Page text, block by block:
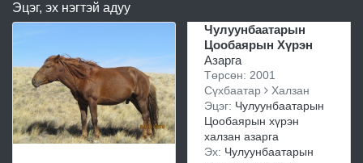
Эцэг, эх нэгтэй адуу
Чулуунбаатарын
Цообаярын Хүрэн
Азарга
Төрсөн: 2001
Сүхбаатар
Халзан
Эцэг: Чулуунбаатарын
Цообаярын хүрэн
халзан азарга
Эх: Чулуунбаатарын